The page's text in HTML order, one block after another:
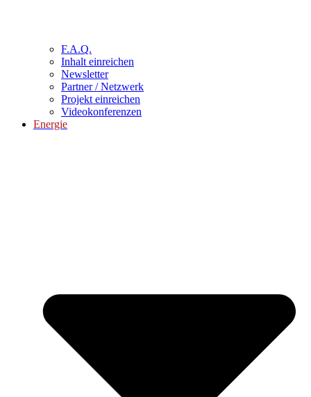
F.A.Q.
Inhalt einreichen
Newsletter
Partner / Netzwerk
Projekt einreichen
Videokonferenzen
Energie